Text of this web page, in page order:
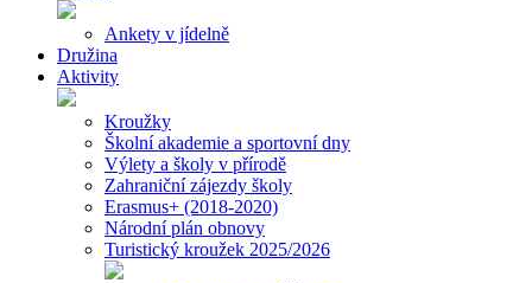
Ankety v jídelně
Družina
Aktivity
Kroužky
Školní akademie a sportovní dny
Výlety a školy v přírodě
Zahraniční zájezdy školy
Erasmus+ (2018-2020)
Národní plán obnovy
Turistický kroužek 2025/2026